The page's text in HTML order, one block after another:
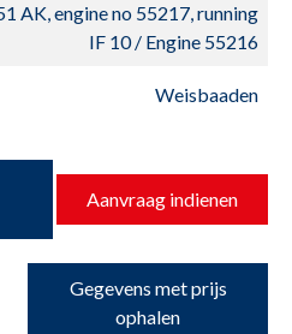
AK, engine no 55217, running
IF 10 / Engine 55216
Weisbaaden
Aanvraag indienen
Gegevens met prijs
ophalen